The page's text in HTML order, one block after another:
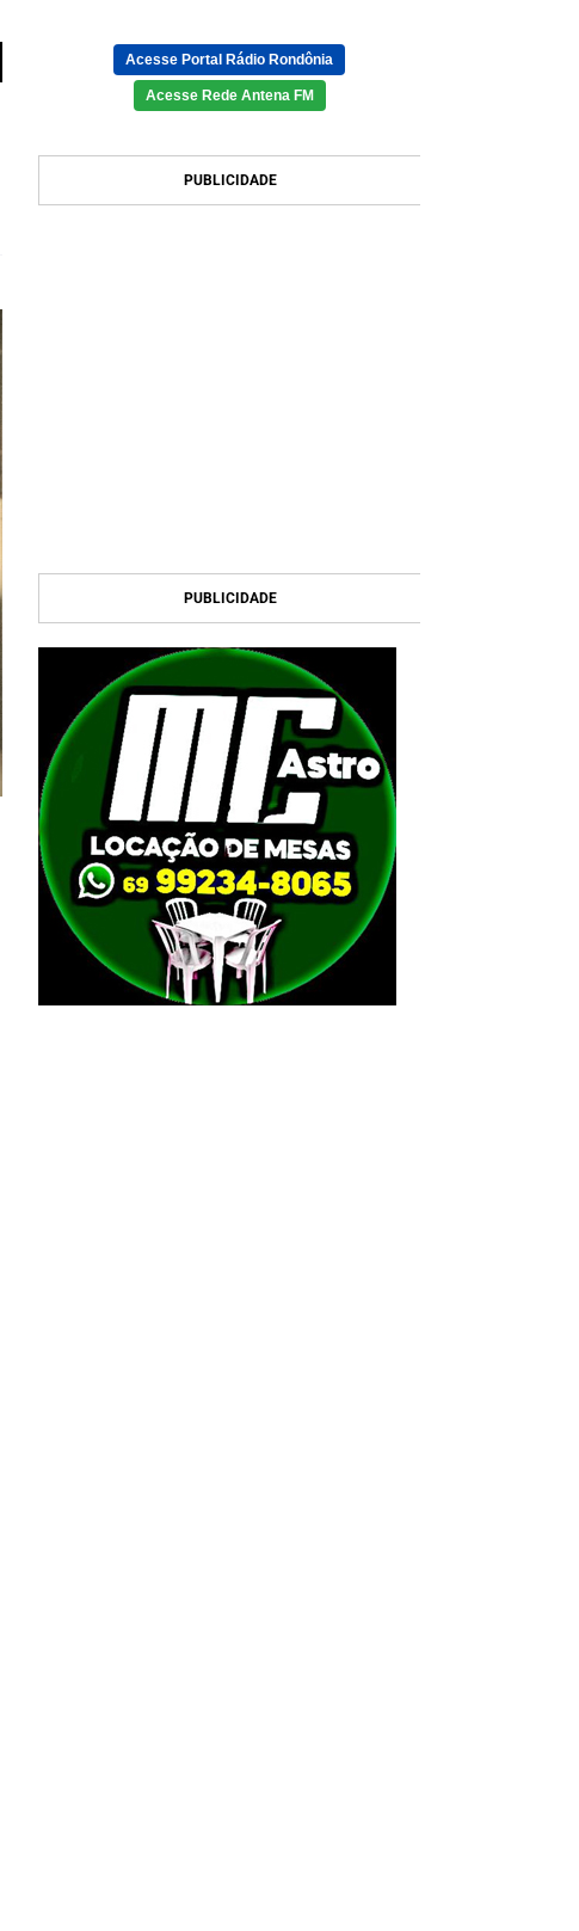
Acesse Portal Rádio Rondônia
Acesse Rede Antena FM
PUBLICIDADE
PUBLICIDADE